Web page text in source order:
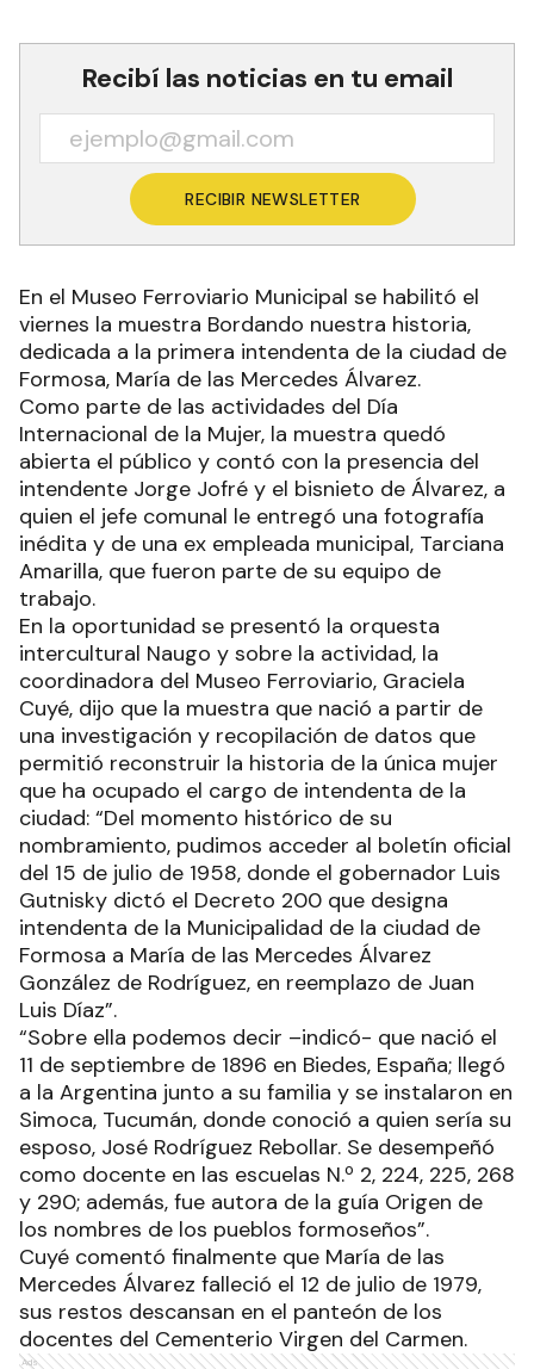
Recibí las noticias en tu email
RECIBIR NEWSLETTER
En el Museo Ferroviario Municipal se habilitó el
viernes la muestra Bordando nuestra historia,
dedicada a la primera intendenta de la ciudad de
Formosa, María de las Mercedes Álvarez.
Como parte de las actividades del Día
Internacional de la Mujer, la muestra quedó
abierta el público y contó con la presencia del
intendente Jorge Jofré y el bisnieto de Álvarez, a
quien el jefe comunal le entregó una fotografía
inédita y de una ex empleada municipal, Tarciana
Amarilla, que fueron parte de su equipo de
trabajo.
En la oportunidad se presentó la orquesta
intercultural Naugo y sobre la actividad, la
coordinadora del Museo Ferroviario, Graciela
Cuyé, dijo que la muestra que nació a partir de
una investigación y recopilación de datos que
permitió reconstruir la historia de la única mujer
que ha ocupado el cargo de intendenta de la
ciudad: “Del momento histórico de su
nombramiento, pudimos acceder al boletín oficial
del 15 de julio de 1958, donde el gobernador Luis
Gutnisky dictó el Decreto 200 que designa
intendenta de la Municipalidad de la ciudad de
Formosa a María de las Mercedes Álvarez
González de Rodríguez, en reemplazo de Juan
Luis Díaz”.
“Sobre ella podemos decir –indicó- que nació el
11 de septiembre de 1896 en Biedes, España; llegó
a la Argentina junto a su familia y se instalaron en
Simoca, Tucumán, donde conoció a quien sería su
esposo, José Rodríguez Rebollar. Se desempeñó
como docente en las escuelas N.º 2, 224, 225, 268
y 290; además, fue autora de la guía Origen de
los nombres de los pueblos formoseños”.
Cuyé comentó finalmente que María de las
Mercedes Álvarez falleció el 12 de julio de 1979,
sus restos descansan en el panteón de los
docentes del Cementerio Virgen del Carmen.
Ads